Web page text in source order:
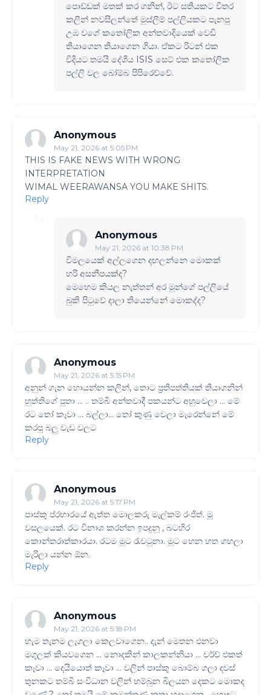
පොඩ්ඩක් මතක් කර ගනින්, ඊට සතියකට විතර
කලින් නවසීලන්තේ මුස්ලිම් පල්ලියකට පැනපු
උඹ වගේ ක‍තෝලික අන්තවාදියෙක් වෙඩි
තියාගෙන තියාගෙන ගියා. ඒකට රිටන් එක
විදියට තමයි දේශීය ISIS සෙට් එක ක‍තෝලික
පල්ලි වල බෝම්බ පිපිරෙව්වේ.
Anonymous
May 21, 2026 at 5:05 PM
THIS IS FAKE NEWS WITH WRONG
INTERPRETATION
WIMAL WEERAWANSA YOU MAKE SHITS.
Reply
Anonymous
May 21, 2026 at 10:38 PM
විමලයෙක් අල්ලගෙන දඟලන්නෙ මොකක්
හරි අසනීපයක්ද?
මෙහෙම කියල නැත්තන් අර මුන්ගේ පල්ලියේ
බුකි පි‍ටුවේ දාලා තියෙන්නේ මොකද්ද?
Anonymous
May 21, 2026 at 5:15 PM
අනුන් ගැන හොයන්න කලින්, තොට ප්‍රතිපත්තියක් තියාගනින්
හුත්තිගේ පුතා ... .. තම්බි අන්තවාදී පකයන්ට අහුවෙලා ... මේ
රට තෝ කෑවා ... බල්ලා... තෝ කුණු වෙලා මැරෙන්නේ මේ
කරපු බලු වැඩ වලට
Reply
Anonymous
May 21, 2026 at 5:17 PM
පාස්කු ප්රහාරයේ ඇත්ත මොලකරු මැල්කම් රංජිත්. මූ
වසලයෙක්. රට විනාශ කරන්න ඉපදුනු , බටහිර
කොන්තරාත්කාරයා. රටම මූට රැවටුනා. මූට හෙන හත ගහලා
මැරිලා යන්න ඕන.
Reply
Anonymous
May 21, 2026 at 5:18 PM
හැම තැනම ලැගලා කෙලවාගෙන.. දැන් මෙතන එනවා
මගුලක් කියවගෙන ... නොදකින් කාලකන්නියා ... චර්ච් එකත්
කෑවා ... දෙයියොත් කෑවා ... වලින් පාස්කු බොම්බ ගලා දවස්
තුනකට තම්බි සංවිධාන වලින් හම්බුන බිලයන දෙකට මොකද